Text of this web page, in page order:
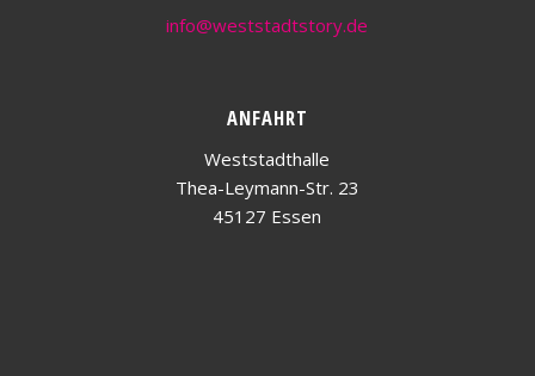
info@weststadtstory.de
ANFAHRT
Weststadthalle
Thea-Leymann-Str. 23
45127 Essen